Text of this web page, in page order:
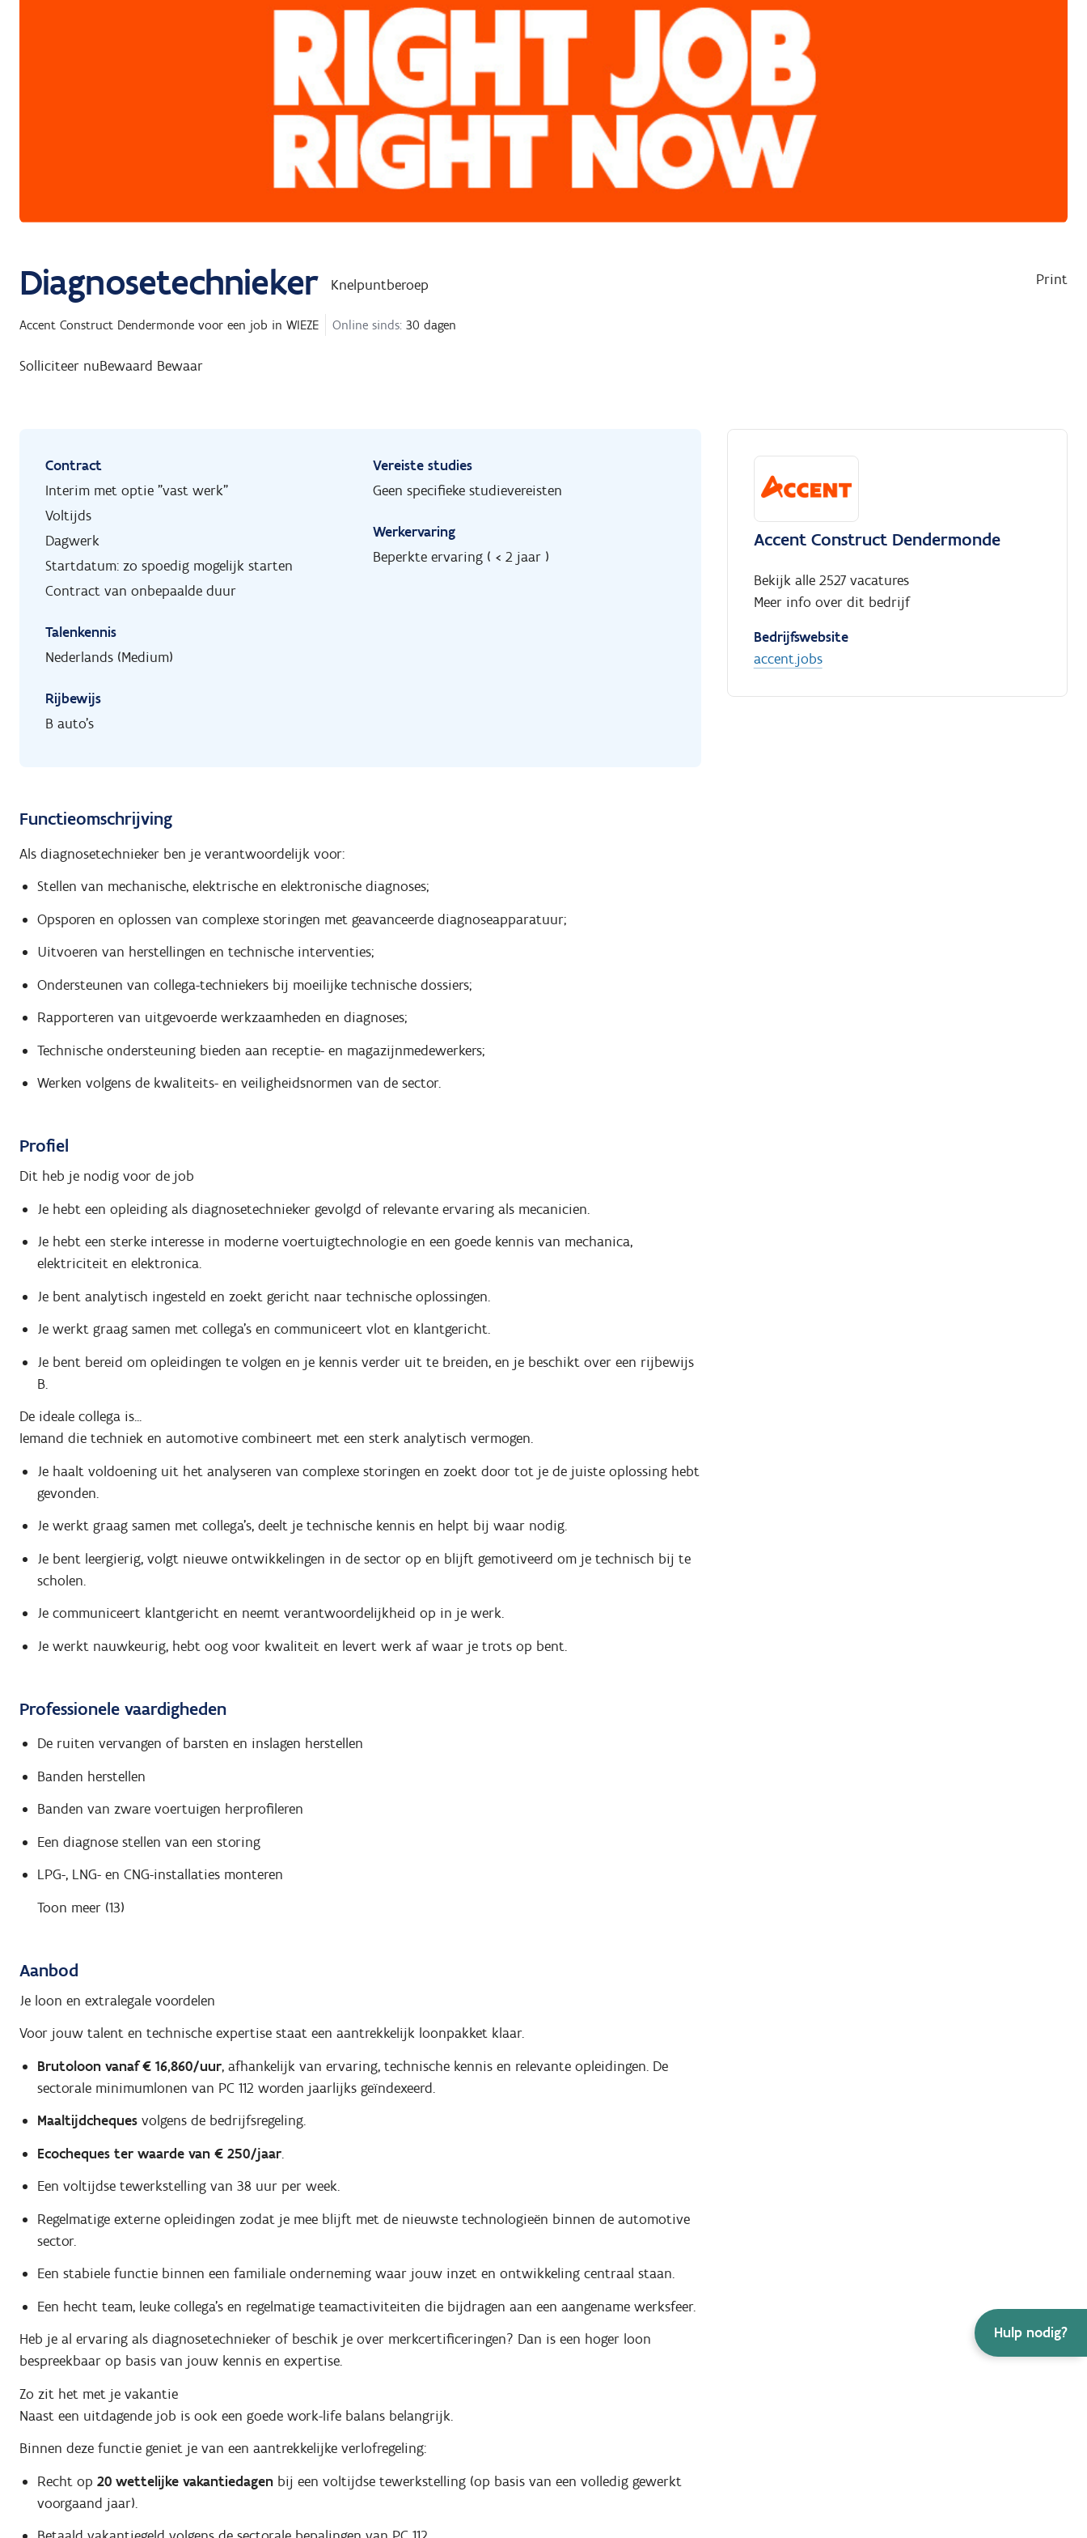
Hulp nodig?
Diagnosetechnieker Knelpuntberoep Print
Accent Construct Dendermonde voor een job in WIEZE Online sinds: 30 dagen
Solliciteer nuBewaard Bewaar
Contract
Interim met optie "vast werk"
Voltijds
Dagwerk
Startdatum: zo spoedig mogelijk starten
Contract van onbepaalde duur
Talenkennis
Nederlands (Medium)
Rijbewijs
B auto's
Vereiste studies
Geen specifieke studievereisten
Werkervaring
Beperkte ervaring ( < 2 jaar )
Functieomschrijving
Als diagnosetechnieker ben je verantwoordelijk voor:
Stellen van mechanische, elektrische en elektronische diagnoses;
Opsporen en oplossen van complexe storingen met geavanceerde diagnoseapparatuur;
Uitvoeren van herstellingen en technische interventies;
Ondersteunen van collega-techniekers bij moeilijke technische dossiers;
Rapporteren van uitgevoerde werkzaamheden en diagnoses;
Technische ondersteuning bieden aan receptie- en magazijnmedewerkers;
Werken volgens de kwaliteits- en veiligheidsnormen van de sector.
Profiel
Dit heb je nodig voor de job
Je hebt een opleiding als diagnosetechnieker gevolgd of relevante ervaring als mecanicien.
Je hebt een sterke interesse in moderne voertuigtechnologie en een goede kennis van mechanica,
elektriciteit en elektronica.
Je bent analytisch ingesteld en zoekt gericht naar technische oplossingen.
Je werkt graag samen met collega’s en communiceert vlot en klantgericht.
Je bent bereid om opleidingen te volgen en je kennis verder uit te breiden, en je beschikt over een rijbewijs
B.
De ideale collega is...
Iemand die techniek en automotive combineert met een sterk analytisch vermogen.
Je haalt voldoening uit het analyseren van complexe storingen en zoekt door tot je de juiste oplossing hebt
gevonden.
Je werkt graag samen met collega’s, deelt je technische kennis en helpt bij waar nodig.
Je bent leergierig, volgt nieuwe ontwikkelingen in de sector op en blijft gemotiveerd om je technisch bij te
scholen.
Je communiceert klantgericht en neemt verantwoordelijkheid op in je werk.
Je werkt nauwkeurig, hebt oog voor kwaliteit en levert werk af waar je trots op bent.
Professionele vaardigheden
De ruiten vervangen of barsten en inslagen herstellen
Banden herstellen
Banden van zware voertuigen herprofileren
Een diagnose stellen van een storing
LPG-, LNG- en CNG-installaties monteren
Toon meer (13)
Aanbod
Je loon en extralegale voordelen
Voor jouw talent en technische expertise staat een aantrekkelijk loonpakket klaar.
Brutoloon vanaf € 16,860/uur, afhankelijk van ervaring, technische kennis en relevante opleidingen. De
sectorale minimumlonen van PC 112 worden jaarlijks geïndexeerd.
Maaltijdchequesvolgens de bedrijfsregeling.
Ecocheques ter waarde van € 250/jaar.
Een voltijdse tewerkstelling van 38 uur per week.
Regelmatige externe opleidingen zodat je mee blijft met de nieuwste technologieën binnen de automotive
sector.
Een stabiele functie binnen een familiale onderneming waar jouw inzet en ontwikkeling centraal staan.
Een hecht team, leuke collega's en regelmatige teamactiviteiten die bijdragen aan een aangename werksfeer.
Heb je al ervaring als diagnosetechnieker of beschik je over merkcertificeringen? Dan is een hoger loon
bespreekbaar op basis van jouw kennis en expertise.
Zo zit het met je vakantie
Naast een uitdagende job is ook een goede work-life balans belangrijk.
Binnen deze functie geniet je van een aantrekkelijke verlofregeling:
Recht op 20 wettelijke vakantiedagenbij een voltijdse tewerkstelling (op basis van een volledig gewerkt
voorgaand jaar).
Accent Construct Dendermonde
Bekijk alle 2527 vacatures
Meer info over dit bedrijf
Bedrijfswebsite
accent.jobs